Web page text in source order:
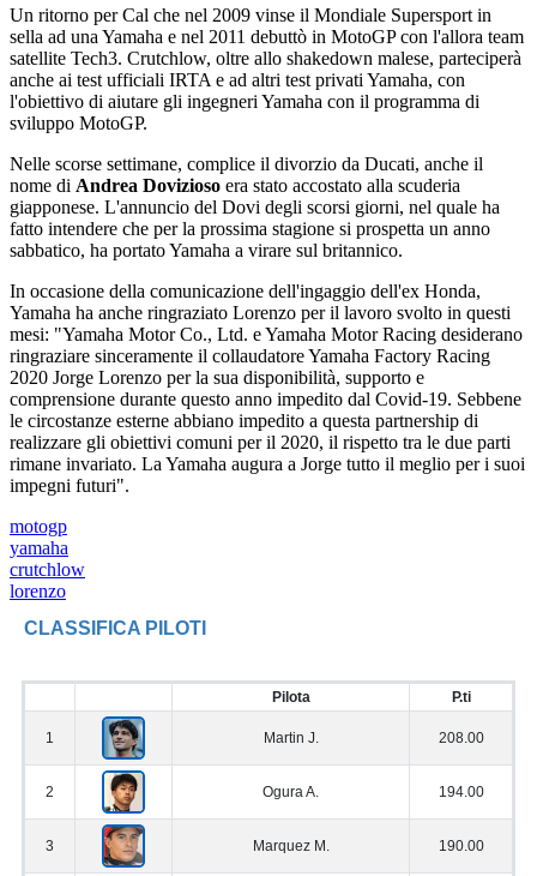
Un ritorno per Cal che nel 2009 vinse il Mondiale Supersport in
sella ad una Yamaha e nel 2011 debuttò in MotoGP con l'allora team
satellite Tech3. Crutchlow, oltre allo shakedown malese, parteciperà
anche ai test ufficiali IRTA e ad altri test privati ​​Yamaha, con
l'obiettivo di aiutare gli ingegneri Yamaha con il programma di
sviluppo MotoGP.
Nelle scorse settimane, complice il divorzio da Ducati, anche il
nome di Andrea Dovizioso era stato accostato alla scuderia
giapponese. L'annuncio del Dovi degli scorsi giorni, nel quale ha
fatto intendere che per la prossima stagione si prospetta un anno
sabbatico, ha portato Yamaha a virare sul britannico.
In occasione della comunicazione dell'ingaggio dell'ex Honda,
Yamaha ha anche ringraziato Lorenzo per il lavoro svolto in questi
mesi: "Yamaha Motor Co., Ltd. e Yamaha Motor Racing desiderano
ringraziare sinceramente il collaudatore Yamaha Factory Racing
2020 Jorge Lorenzo per la sua disponibilità, supporto e
comprensione durante questo anno impedito dal Covid-19. Sebbene
le circostanze esterne abbiano impedito a questa partnership di
realizzare gli obiettivi comuni per il 2020, il rispetto tra le due parti
rimane invariato. La Yamaha augura a Jorge tutto il meglio per i suoi
impegni futuri".
motogp
yamaha
crutchlow
lorenzo